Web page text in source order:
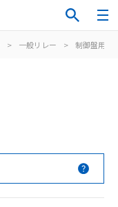
> 一般リレー > 制御盤用